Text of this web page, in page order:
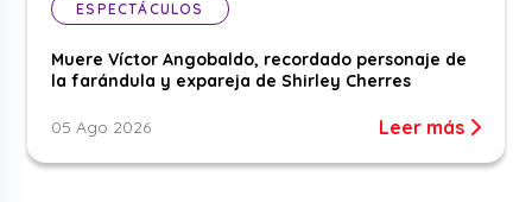
ESPECTÁCULOS
Muere Víctor Angobaldo, recordado personaje de
la farándula y expareja de Shirley Cherres
05 Ago 2026 Leer más